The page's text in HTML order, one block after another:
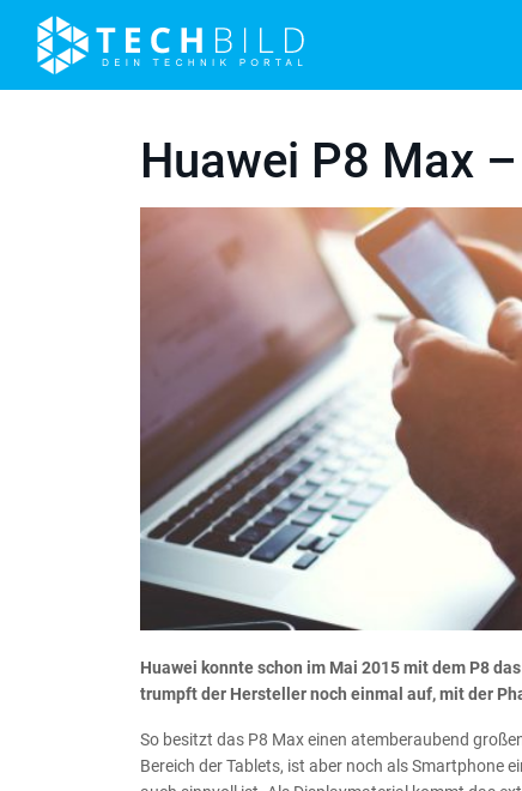
Huawei P8 Max
Huawei konnte schon im Mai 2015 mit dem P8
trumpft der Hersteller noch einmal auf, mit der
So besitzt das P8 Max einen atemberaubend
Bereich der Tablets, ist aber noch als Smartphone